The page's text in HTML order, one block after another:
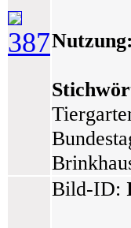
387Nutzung:
Bild-ID: